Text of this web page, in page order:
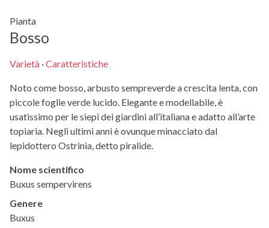
Pianta
Bosso
Varietà ·Caratteristiche
Noto come bosso, arbusto sempreverde a crescita lenta, con
piccole foglie verde lucido. Elegante e modellabile, è
usatissimo per le siepi dei giardini all’italiana e adatto all’arte
topiaria. Negli ultimi anni è ovunque minacciato dal
lepidottero Ostrinia, detto piralide.
Nome scientifico
Buxus sempervirens
Genere
Buxus